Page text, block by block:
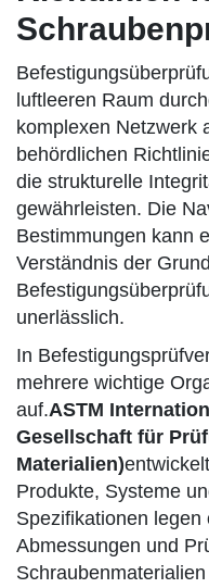
luftleeren Raum
komplexen Netzwerk
behördlichen
die strukturelle
gewährleisten. Die
Bestimmungen kann
Verständnis der
unerlässlich.
In
mehrere wichtige
auf.ASTM
Gesellschaft für
Materialien)
Produkte, Systeme
Spezifikationen
Abmessungen und